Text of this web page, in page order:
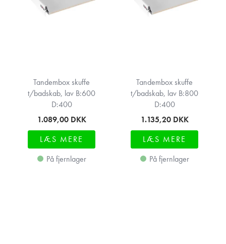
Tandembox skuffe
t/badskab, lav B:600
D:400
1.089,00 DKK
LÆS MERE
På fjernlager
Tandembox skuffe
t/badskab, lav B:800
D:400
1.135,20 DKK
LÆS MERE
På fjernlager